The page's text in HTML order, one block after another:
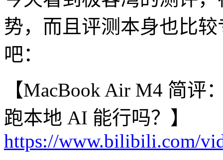
势，而且评测本身也比
吧：
【MacBook Air M4 简
跑本地 AI 能行吗？】
https://www.bilibili.com/